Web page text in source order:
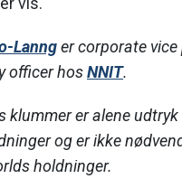
Lannger corporate
officer hosNNIT.
klummer er alene
og er ikke
holdninger.